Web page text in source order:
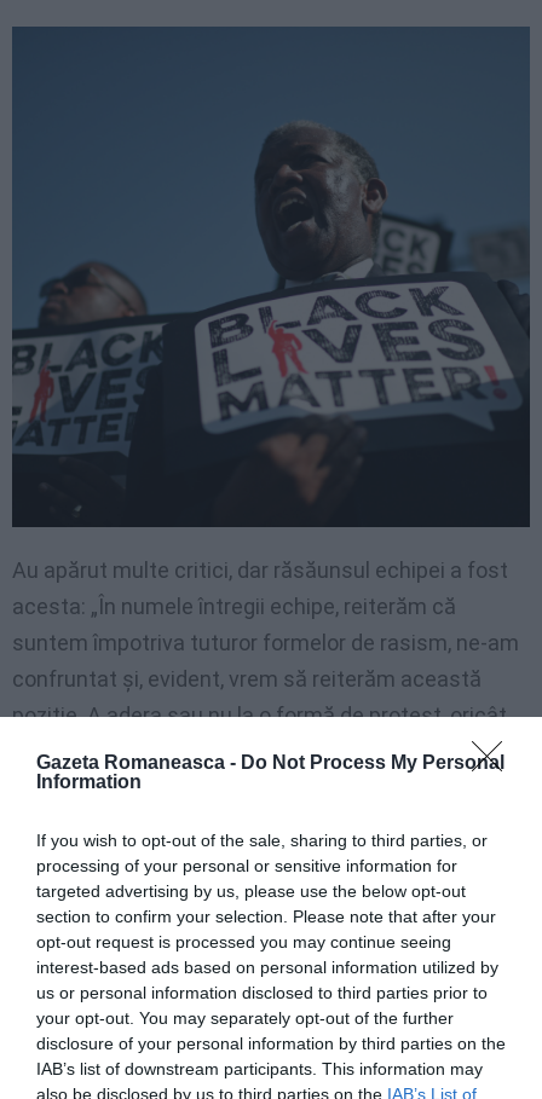
Gazeta Romaneasca - Do Not Process My Personal
Information
If you wish to opt-out of the sale, sharing to third parties, or
processing of your personal or sensitive information for
targeted advertising by us, please use the below opt-out
section to confirm your selection. Please note that after your
opt-out request is processed you may continue seeing
interest-based ads based on personal information utilized by
us or personal information disclosed to third parties prior to
your opt-out. You may separately opt-out of the further
disclosure of your personal information by third parties on the
IAB’s list of downstream participants. This information may
also be disclosed by us to third parties on the IAB’s List of
Au apărut multe critici, dar răsăunsul echipei a fost
acesta: „În numele întregii echipe, reiterăm că
suntem împotriva tuturor formelor de rasism, ne-am
confruntat și, evident, vrem să reiterăm această
poziție. A adera sau nu la o formă de protest, oricât
de simbolică ar fi aceasta, nu înseamnă a ignora
lupta împotriva rasismului ”.
«Lăsăm jucătorii liberi să-și exprime sensibilitățile și
convingerile – a explicat președintele Federației
italiene de fotbal, Gabriele Gravina – și unii au urmat
procedura, alții au aplaudat cu fanii noștri. În calitate
de federație, am pus în aplicare activități împotriva
tuturor formelor de rasism, dar nu pot exista forțări
sau impuneri pentru jucătorii noștri ».